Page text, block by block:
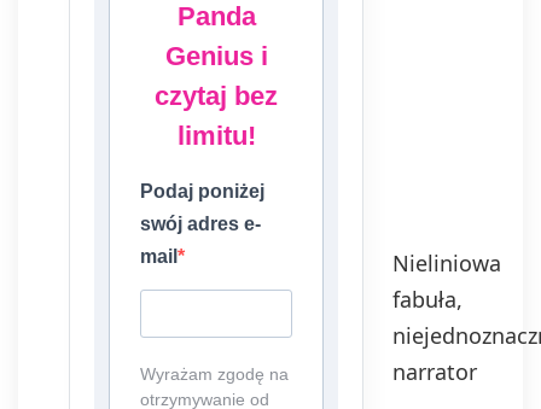
Panda
Genius i
czytaj bez
limitu!
Podaj poniżej
swój adres e-
mail
Wyrażam zgodę na
otrzymywanie od
Nieliniowa
fabuła,
narrator